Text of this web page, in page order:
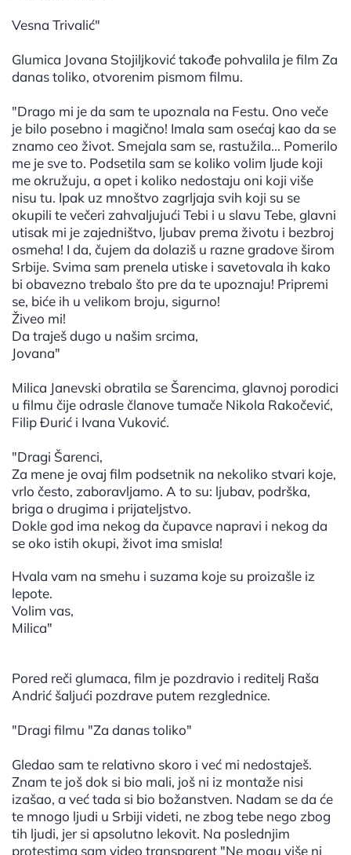
Vesna Trivalić"
Glumica Jovana Stojiljković takođe pohvalila je film Za
danas toliko, otvorenim pismom filmu.
"Drago mi je da sam te upoznala na Festu. Ono veče
je bilo posebno i magično! Imala sam osećaj kao da se
znamo ceo život. Smejala sam se, rastužila... Pomerilo
me je sve to. Podsetila sam se koliko volim ljude koji
me okružuju, a opet i koliko nedostaju oni koji više
nisu tu. Ipak uz mnoštvo zagrljaja svih koji su se
okupili te večeri zahvaljujući Tebi i u slavu Tebe, glavni
utisak mi je zajedništvo, ljubav prema životu i bezbroj
osmeha! I da, čujem da dolaziš u razne gradove širom
Srbije. Svima sam prenela utiske i savetovala ih kako
bi obavezno trebalo što pre da te upoznaju! Pripremi
se, biće ih u velikom broju, sigurno!
Živeo mi!
Da traješ dugo u našim srcima,
Jovana"
Milica Janevski obratila se Šarencima, glavnoj porodici
u filmu čije odrasle članove tumače Nikola Rakočević,
Filip Đurić i Ivana Vuković.
"Dragi Šarenci,
Za mene je ovaj film podsetnik na nekoliko stvari koje,
vrlo često, zaboravljamo. A to su: ljubav, podrška,
briga o drugima i prijateljstvo.
Dokle god ima nekog da čupavce napravi i nekog da
se oko istih okupi, život ima smisla!
Hvala vam na smehu i suzama koje su proizašle iz
lepote.
Volim vas,
Milica"
Pored reči glumaca, film je pozdravio i reditelj Raša
Andrić šaljući pozdrave putem rezglednice.
"Dragi filmu "Za danas toliko"
Gledao sam te relativno skoro i već mi nedostaješ.
Znam te još dok si bio mali, još ni iz montaže nisi
izašao, a već tada si bio božanstven. Nadam se da će
te mnogo ljudi u Srbiji videti, ne zbog tebe nego zbog
tih ljudi, jer si apsolutno lekovit. Na poslednjim
protestima sam video transparent "Ne mogu više ni